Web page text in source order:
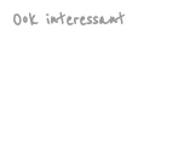
Ook interessant